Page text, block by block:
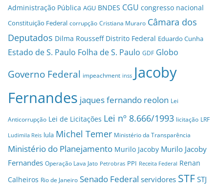
Administração Pública AGU BNDES CGU congresso nacional
Constituição Federal corrupção Cristiana Muraro Câmara dos
Deputados Dilma Rousseff Distrito Federal Eduardo Cunha
Estado de S. Paulo Folha de S. Paulo GDF Globo
Governo Federal impeachment inss Jacoby
Fernandes jaques fernando reolon Lei
Anticorrupção Lei de Licitações Lei nº 8.666/1993 licitação LRF
Ludimila Reis lula Michel Temer Ministério da Transparência
Ministério do Planejamento Murilo Jacoby Murilo Jacoby
Fernandes Operação Lava Jato Petrobras PPI Receita Federal Renan
Calheiros Rio de Janeiro Senado Federal servidores STF STJ